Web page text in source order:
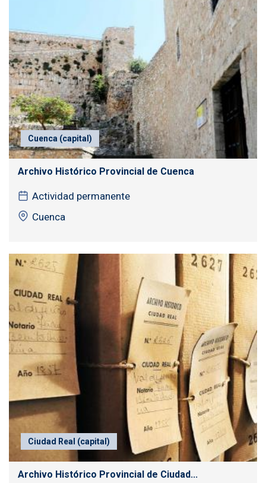
Cuenca (capital)
Archivo Histórico Provincial de Cuenca
Actividad permanente
Cuenca
Ciudad Real (capital)
Archivo Histórico Provincial de Ciudad...